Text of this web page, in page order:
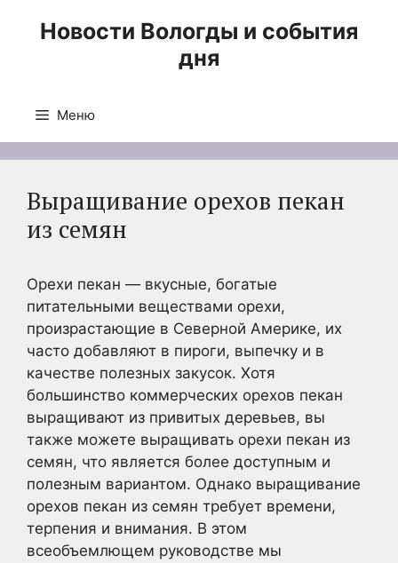
Новости Вологды и события
дня
Меню
Выращивание орехов пекан
из семян
Орехи пекан — вкусные, богатые
питательными веществами орехи,
произрастающие в Северной Америке, их
часто добавляют в пироги, выпечку и в
качестве полезных закусок. Хотя
большинство коммерческих орехов пекан
выращивают из привитых деревьев, вы
также можете выращивать орехи пекан из
семян, что является более доступным и
полезным вариантом. Однако выращивание
орехов пекан из семян требует времени,
терпения и внимания. В этом
всеобъемлющем руководстве мы